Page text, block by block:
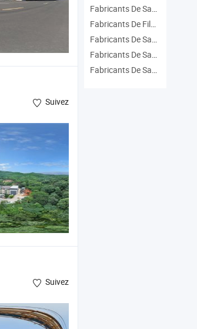
Suivez
Suivez
en PVC cristal
Fabricants De Sac En Plastique
Fabricants De Film D'emballage
Fabricants De Sac En Pe
Fabricants De Sac D'emballage En Plastique
Fabricants De Sacs Sous Vide